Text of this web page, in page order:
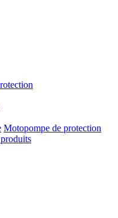
Motopompe de protection